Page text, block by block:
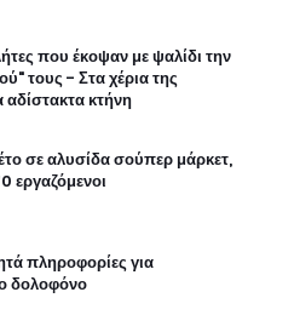
που έκοψαν με ψαλίδι την
τους - Στα χέρια της
κτήνη
σε αλυσίδα σούπερ μάρκετ,
εργαζόμενοι
πληροφορίες για
δολοφόνο